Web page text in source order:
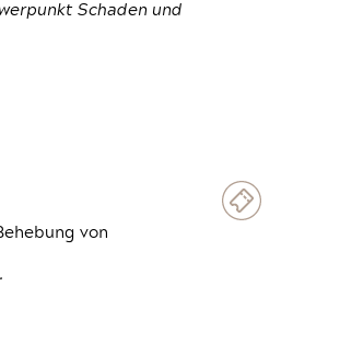
Schaden und
von